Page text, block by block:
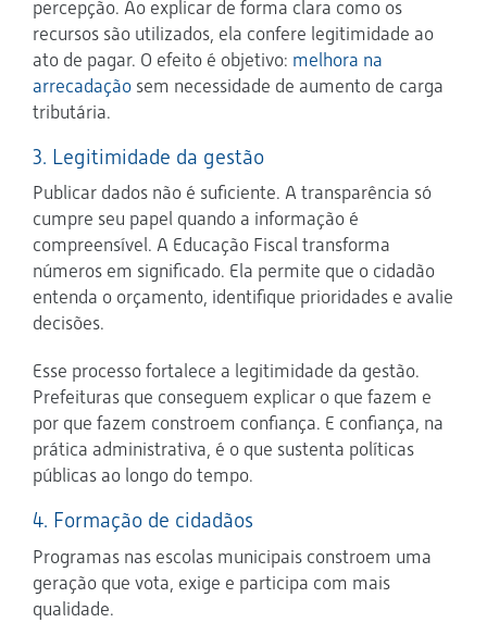
percepção. Ao explicar de forma clara como os
recursos são utilizados, ela confere legitimidade ao
ato de pagar. O efeito é objetivo: melhora na
arrecadação sem necessidade de aumento de carga
tributária.
3. Legitimidade da gestão
Publicar dados não é suficiente. A transparência só
cumpre seu papel quando a informação é
compreensível. A Educação Fiscal transforma
números em significado. Ela permite que o cidadão
entenda o orçamento, identifique prioridades e avalie
decisões.
Esse processo fortalece a legitimidade da gestão.
Prefeituras que conseguem explicar o que fazem e
por que fazem constroem confiança. E confiança, na
prática administrativa, é o que sustenta políticas
públicas ao longo do tempo.
4. Formação de cidadãos
Programas nas escolas municipais constroem uma
geração que vota, exige e participa com mais
qualidade.